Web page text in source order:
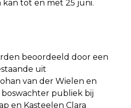
kan tot en met 25 juni.
beoordeeld door een
uit
van der Wielen en
boswachter publiek bij
en Kasteelen Clara